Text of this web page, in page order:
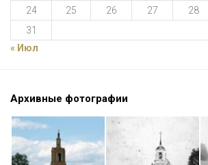
24
25 26 27 28
31
« Июл
Архивные фотографии